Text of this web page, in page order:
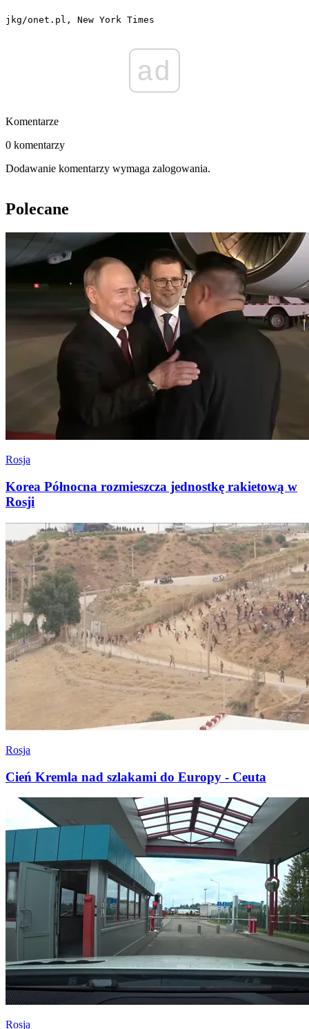
jkg/onet.pl, New York Times
ad
Komentarze
0 komentarzy
Dodawanie komentarzy wymaga zalogowania.
Polecane
Rosja
Korea Północna rozmieszcza jednostkę rakietową w
Rosji
Rosja
Cień Kremla nad szlakami do Europy - Ceuta
Rosja